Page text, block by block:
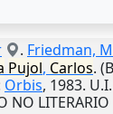
. Friedman,
Pujol, Carlos.
Orbis, 1983. U.I.
NO LITERARIO